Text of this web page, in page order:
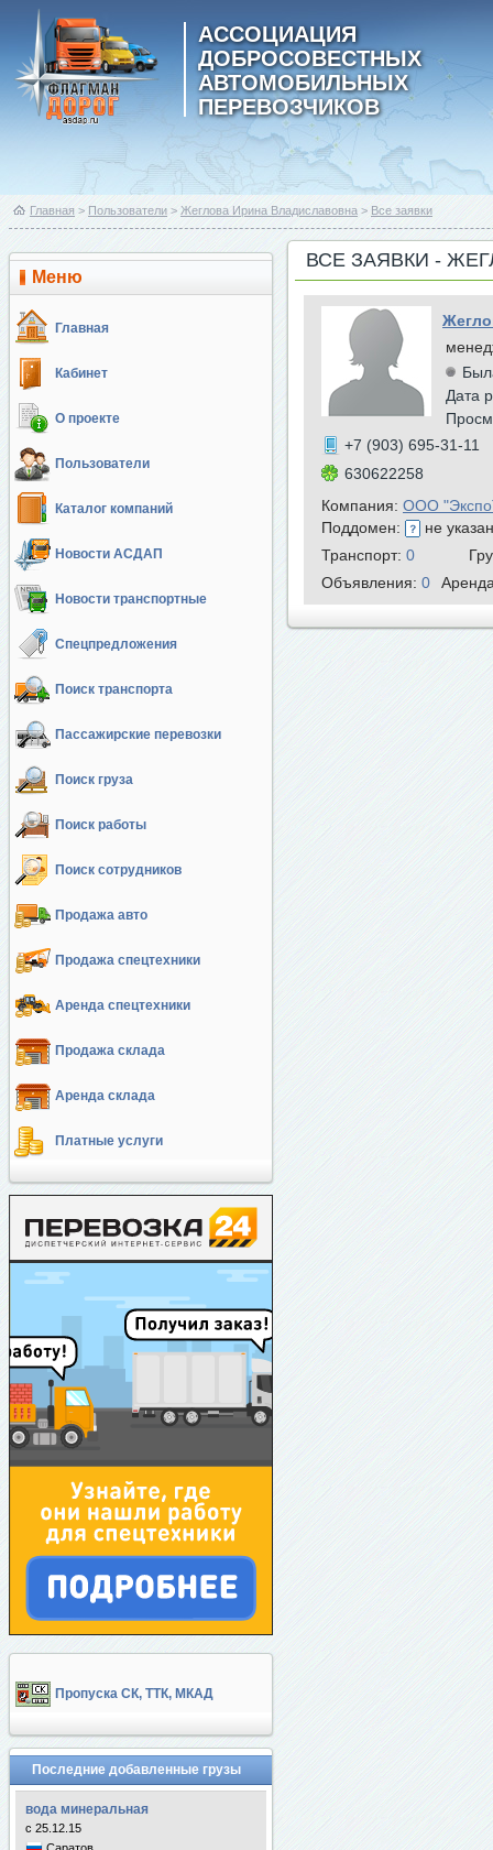
АССОЦИАЦИЯ
ДОБРОСОВЕСТНЫХ
АВТОМОБИЛЬНЫХ
ПЕРЕВОЗЧИКОВ
Главная > Пользователи > Жеглова Ирина Владиславовна > Все заявки
Меню
Главная
Кабинет
О проекте
Пользователи
Каталог компаний
Новости АСДАП
Новости транспортные
Спецпредложения
Поиск транспорта
Пассажирские перевозки
Поиск груза
Поиск работы
Поиск сотрудников
Продажа авто
Продажа спецтехники
Аренда спецтехники
Продажа склада
Аренда склада
Платные услуги
Пропуска СК, ТТК, МКАД
Последние добавленные грузы
вода минеральная
с 25.12.15
ВСЕ ЗАЯВКИ -
Дата
+7 (903) 695-31-11
630622258
Компания: ООО
Поддомен:
не
Транспорт: 0
Объявления: 0